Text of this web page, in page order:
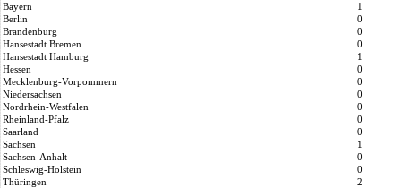
Bayern
1
Berlin
0
Brandenburg
0
Hansestadt Bremen
0
Hansestadt Hamburg
1
Hessen
0
Mecklenburg-Vorpommern
0
Niedersachsen
0
Nordrhein-Westfalen
0
Rheinland-Pfalz
0
Saarland
0
Sachsen
1
Sachsen-Anhalt
0
Schleswig-Holstein
0
Thüringen
2